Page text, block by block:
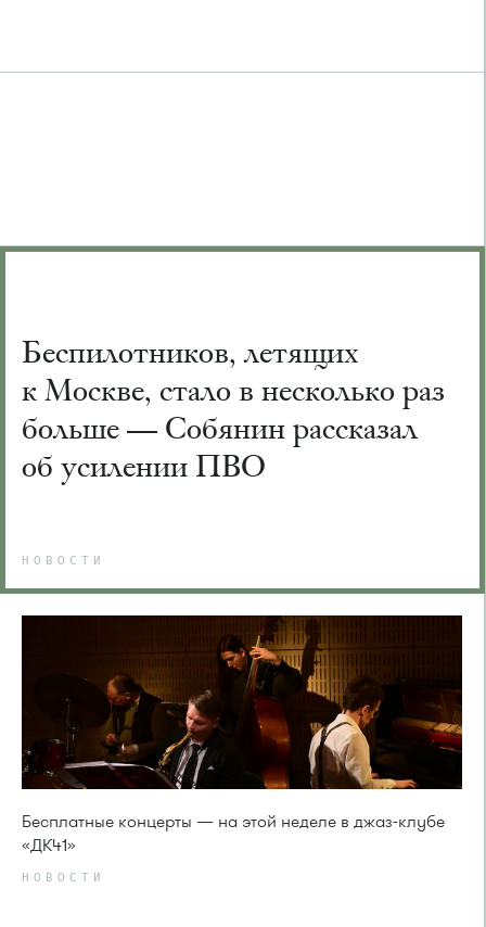
Беспилотников, летящих
к Москве, стало в несколько раз
больше — Собянин рассказал
об усилении ПВО
НОВОСТИ
Бесплатные концерты — на этой неделе в джаз-клубе
«ДК41»
НОВОСТИ